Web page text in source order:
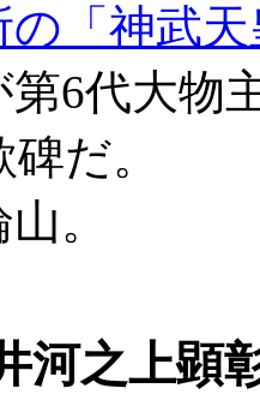
の「神武
6代大物
だ。
。
河之上顕